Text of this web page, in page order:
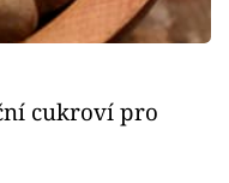
cukroví pro